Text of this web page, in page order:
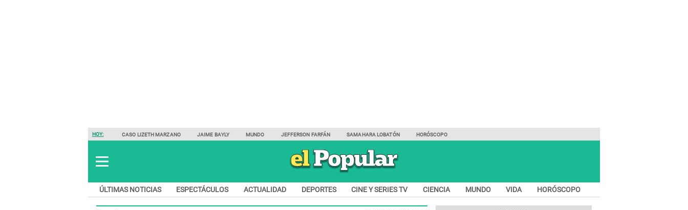
HOY: CASO LIZETH MARZANO JAIME BAYLY MUNDO JEFFERSON FARFÁN SAMAHARA LOBATÓN HORÓSCOPO
ÚLTIMAS NOTICIAS ESPECTÁCULOS ACTUALIDAD DEPORTES CINE Y SERIES TV CIENCIA MUNDO VIDA HORÓSCOPO